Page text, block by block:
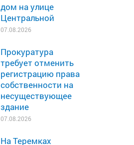
дом на улице
Центральной
07.08.2026
Прокуратура
требует отменить
регистрацию права
собственности на
несуществующее
здание
07.08.2026
На Теремках